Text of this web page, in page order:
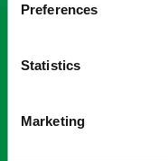
Preferences
Statistics
Marketing
dem